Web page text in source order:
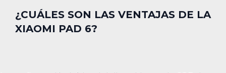
¿CUÁLES SON LAS VENTAJAS DE LA
XIAOMI PAD 6?